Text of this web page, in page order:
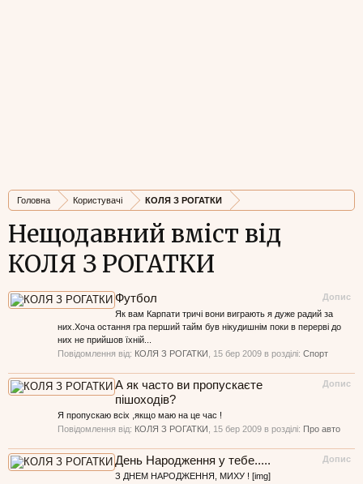
Головна Користувачі КОЛЯ З РОГАТКИ
Нещодавний вміст від
КОЛЯ З РОГАТКИ
Допис
Футбол
Як вам Карпати тричі вони виграють я дуже радий за
них.Хоча остання гра перший тайм був нікудишнім поки в перерві до
них не прийшов їхній...
Повідомлення від: КОЛЯ З РОГАТКИ 15 бер 2009 в розділі: Спорт
Допис
А як часто ви пропускаєте
пішоходів?
Я пропускаю всіх ,якщо маю на це час !
Повідомлення від: КОЛЯ З РОГАТКИ 15 бер 2009 в розділі: Про авто
Допис
День Народження у тебе.....
З ДНЕМ НАРОДЖЕННЯ, МИХУ ! [img]